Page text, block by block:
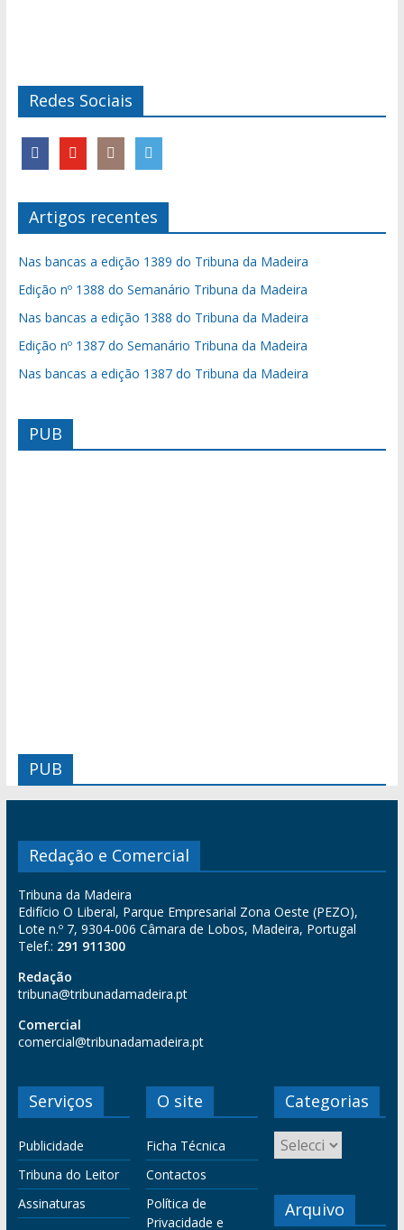
Redes Sociais
Artigos recentes
Nas bancas a edição 1389 do Tribuna da Madeira
Edição nº 1388 do Semanário Tribuna da Madeira
Nas bancas a edição 1388 do Tribuna da Madeira
Edição nº 1387 do Semanário Tribuna da Madeira
Nas bancas a edição 1387 do Tribuna da Madeira
PUB
PUB
Redação e Comercial
Tribuna da Madeira
Edifício O Liberal, Parque Empresarial Zona Oeste (PEZO),
Lote n.º 7, 9304-006 Câmara de Lobos, Madeira, Portugal
Telef.: 291 911300
Redação
tribuna@tribunadamadeira.pt
Comercial
comercial@tribunadamadeira.pt
Serviços
Publicidade
Tribuna do Leitor
Assinaturas
O site
Ficha Técnica
Contactos
Política de
Privacidade e
Categorias
Arquivo